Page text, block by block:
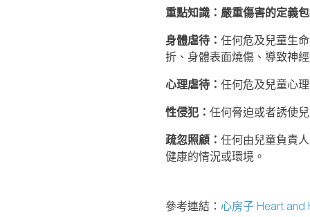
重點知識：嚴重傷害的定義
身體虐待： 任何危及兒童生
折、身體表面燒傷、導致神
心理虐待： 任何危及兒童心
性侵犯： 任何脅迫或者誘使
疏忽照顧： 任何由兒童負責
健康的情況或環境。
參考連結： 心房子 Heart and